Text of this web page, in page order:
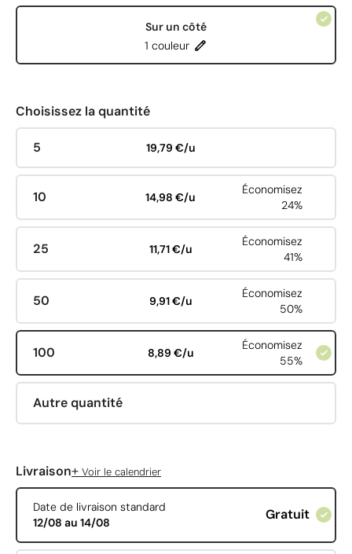
Sur un côté
1 couleur
Choisissez la quantité
5 19,79 €/u
10 14,98 €/u
Économisez
24%
25 11,71 €/u
Économisez
41%
50 9,91 €/u
Économisez
50%
100 8,89 €/u
Économisez
55%
Autre quantité
Livraison+ Voir le calendrier
Date de livraison standard
12/08 au 14/08
Gratuit